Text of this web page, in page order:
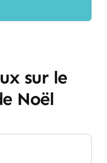
sur le
Noël